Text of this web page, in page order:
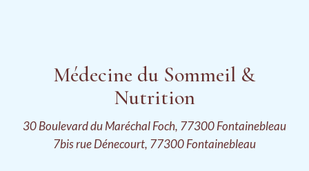
Médecine du Sommeil &
Nutrition
30 Boulevard du Maréchal Foch, 77300 Fontainebleau
7bis rue Dénecourt, 77300 Fontainebleau